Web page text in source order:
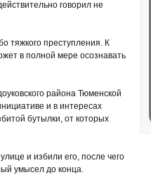
говорил не
тяжкого преступления. К
в полной мере осознавать
района Тюменской
и в интересах
бутылки, от которых
и избили его, после чего
умысел до конца.